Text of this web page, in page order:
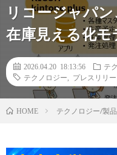
リコージャパ
在庫見える化
2026.04.20 18:13:56
テ
テクノロジー
プレスリリ
HOME テクノロジー/製品